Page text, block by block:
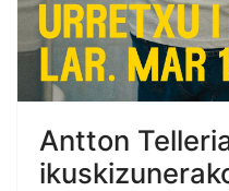
Antton